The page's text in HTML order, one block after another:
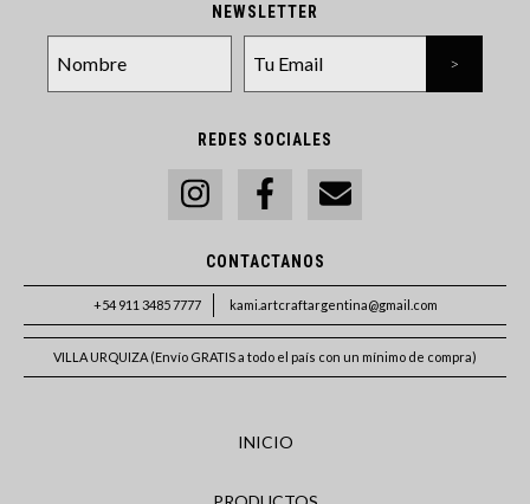
NEWSLETTER
REDES SOCIALES
CONTACTANOS
+54 911 3485 7777 kami.artcraftargentina@gmail.com
VILLA URQUIZA (Envío GRATIS a todo el país con un mínimo de compra)
INICIO